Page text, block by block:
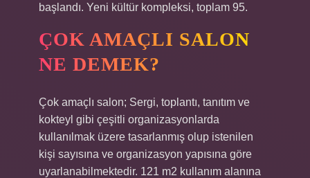
başlandı. Yeni kültür kompleksi, toplam 95.
ÇOK AMAÇLI SALON
NE DEMEK?
Çok amaçlı salon; Sergi, toplantı, tanıtım ve
kokteyl gibi çeşitli organizasyonlarda
kullanılmak üzere tasarlanmış olup istenilen
kişi sayısına ve organizasyon yapısına göre
uyarlanabilmektedir. 121 m2 kullanım alanına